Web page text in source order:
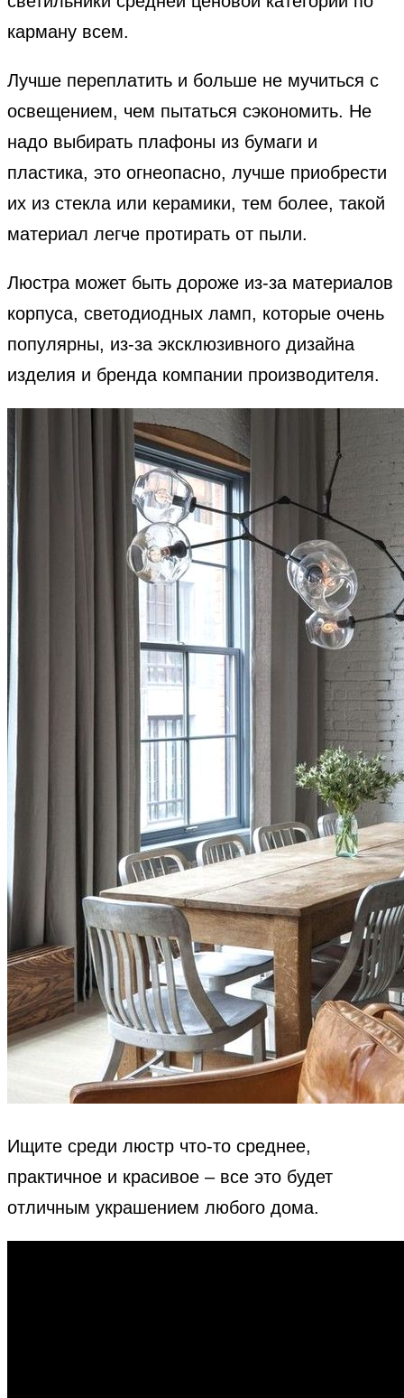
карману всем.
Лучше переплатить и больше не мучиться с
освещением, чем пытаться сэкономить. Не
надо выбирать плафоны из бумаги и
пластика, это огнеопасно, лучше приобрести
их из стекла или керамики, тем более, такой
материал легче протирать от пыли.
Люстра может быть дороже из-за материалов
корпуса, светодиодных ламп, которые очень
популярны, из-за эксклюзивного дизайна
изделия и бренда компании производителя.
Ищите среди люстр что-то среднее,
практичное и красивое – все это будет
отличным украшением любого дома.